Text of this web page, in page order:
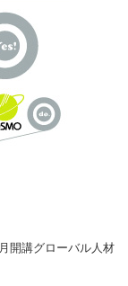
開講グローバル人材